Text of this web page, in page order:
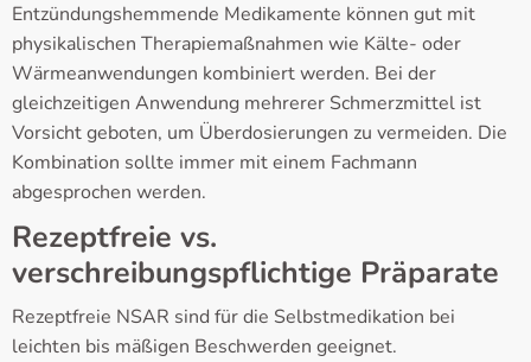
Entzündungshemmende Medikamente können gut mit
physikalischen Therapiemaßnahmen wie Kälte- oder
Wärmeanwendungen kombiniert werden. Bei der
gleichzeitigen Anwendung mehrerer Schmerzmittel ist
Vorsicht geboten, um Überdosierungen zu vermeiden. Die
Kombination sollte immer mit einem Fachmann
abgesprochen werden.
Rezeptfreie vs.
verschreibungspflichtige Präparate
Rezeptfreie NSAR sind für die Selbstmedikation bei
leichten bis mäßigen Beschwerden geeignet.